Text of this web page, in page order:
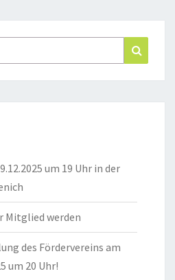
um 19 Uhr in der
Mitglied werden
des Fördervereins am
um 20 Uhr!